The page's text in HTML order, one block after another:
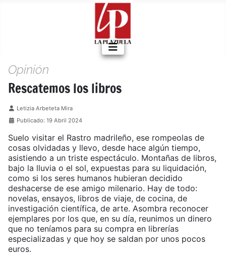
Opinión
Rescatemos los libros
Detalles
Letizia Arbeteta Mira
Publicado: 19 Abril 2024
Suelo visitar el Rastro madrileño, ese rompeolas de
cosas olvidadas y llevo, desde hace algún tiempo,
asistiendo a un triste espectáculo. Montañas de libros,
bajo la lluvia o el sol, expuestas para su liquidación,
como si los seres humanos hubieran decidido
deshacerse de ese amigo milenario. Hay de todo:
novelas, ensayos, libros de viaje, de cocina, de
investigación científica, de arte. Asombra reconocer
ejemplares por los que, en su día, reunimos un dinero
que no teníamos para su compra en librerías
especializadas y que hoy se saldan por unos pocos
euros.